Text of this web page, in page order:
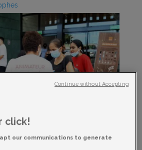
click!
our communications to generate
Continue without Accepting